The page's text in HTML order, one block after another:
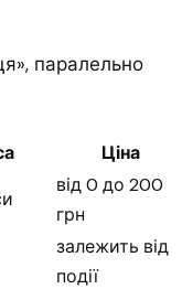
паралельно
Ціна
від 0 до 200
грн
залежить від
події